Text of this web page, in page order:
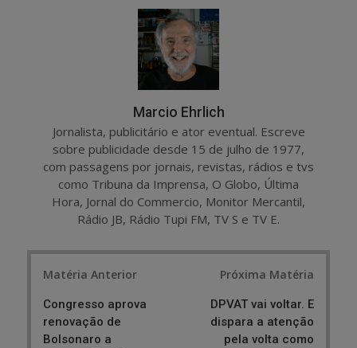
Marcio Ehrlich
Jornalista, publicitário e ator eventual. Escreve
sobre publicidade desde 15 de julho de 1977,
com passagens por jornais, revistas, rádios e tvs
como Tribuna da Imprensa, O Globo, Última
Hora, Jornal do Commercio, Monitor Mercantil,
Rádio JB, Rádio Tupi FM, TV S e TV E.
Matéria Anterior
Congresso aprova
renovação de
Bolsonaro a
Próxima Matéria
DPVAT vai voltar. E
dispara a atenção
pela volta como